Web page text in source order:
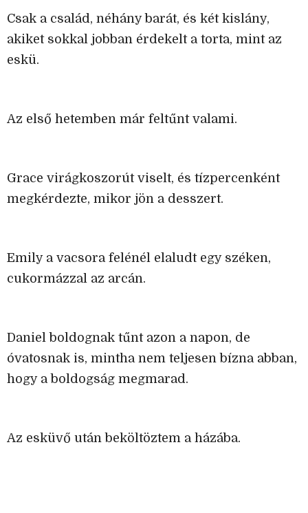
Csak a család, néhány barát, és két kislány,
akiket sokkal jobban érdekelt a torta, mint az
eskü.
Az első hetemben már feltűnt valami.
Grace virágkoszorút viselt, és tízpercenként
megkérdezte, mikor jön a desszert.
Emily a vacsora felénél elaludt egy széken,
cukormázzal az arcán.
Daniel boldognak tűnt azon a napon, de
óvatosnak is, mintha nem teljesen bízna abban,
hogy a boldogság megmarad.
Az esküvő után beköltöztem a házába.